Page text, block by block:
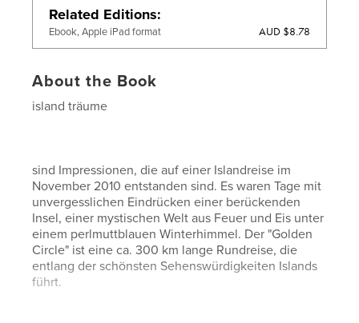
Related Editions
Ebook, Apple iPad format AUD $8.78
About the Book
island träume
sind Impressionen, die auf einer Islandreise im
November 2010 entstanden sind. Es waren Tage mit
unvergesslichen Eindrücken einer berückenden
Insel, einer mystischen Welt aus Feuer und Eis unter
einem perlmuttblauen Winterhimmel. Der "Golden
Circle" ist eine ca. 300 km lange Rundreise, die
entlang der schönsten Sehenswürdigkeiten Islands
führt.